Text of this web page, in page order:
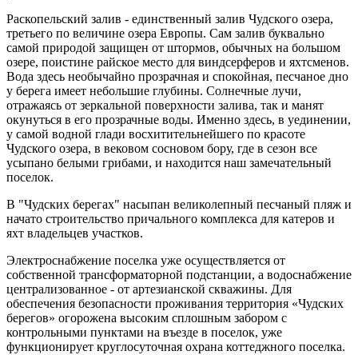
Раскопельский залив - единственный залив Чудского озера,
третьего по величине озера Европы. Сам залив буквально
самой природой защищен от штормов, обычных на большом
озере, поистине райское место для виндсерферов и яхтсменов.
Вода здесь необычайно прозрачная и спокойная, песчаное дно
у берега имеет небольшие глубины. Солнечные лучи,
отражаясь от зеркальной поверхности залива, так и манят
окунуться в его прозрачные воды. Именно здесь, в уединении,
у самой водной глади восхитительнейшего по красоте
Чудского озера, в вековом сосновом бору, где в сезон все
усыпано белыми грибами, и находится наш замечательный
поселок.
В "Чудских берегах" насыпан великолепный песчаный пляж и
начато строительство причального комплекса для катеров и
яхт владельцев участков.
Электроснабжение поселка уже осуществляется от
собственной трансформаторной подстанции, а водоснабжение
централизованное - от артезианской скважины. Для
обеспечения безопасности проживания территория «Чудских
берегов» огорожена высоким сплошным забором с
контрольными пунктами на въезде в поселок, уже
функционирует круглосуточная охрана коттеджного поселка.